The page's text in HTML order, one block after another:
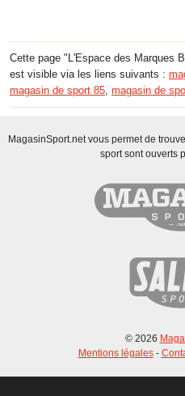
Cette page "L'Espace des Marques
est visible via les liens suivants :
magasin de sport 85 magasin de
MagasinSport.net vous permet de
sport sont ouverts
© 2026
Mentions légales-